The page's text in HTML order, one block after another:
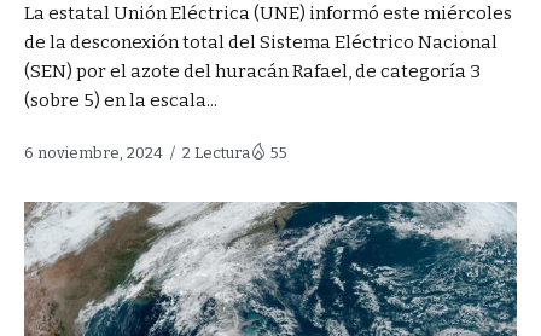
La estatal Unión Eléctrica (UNE) informó este miércoles
de la desconexión total del Sistema Eléctrico Nacional
(SEN) por el azote del huracán Rafael, de categoría 3
(sobre 5) en la escala...
6 noviembre, 2024 2 Lectura 55